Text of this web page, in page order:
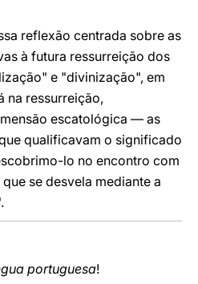
reflexão centrada sobre as
à futura ressurreição dos
e "divinização", em
na ressurreição,
escatológica — as
qualificavam o significado
lo no encontro com
se desvela mediante a
portuguesa!